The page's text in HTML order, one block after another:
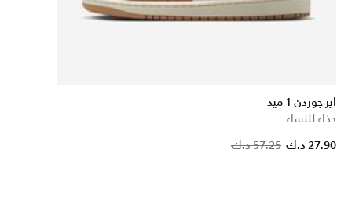
اير جوردن 1 ميد
حذاء للنساء
57.25 د.ك
27.90 د.ك